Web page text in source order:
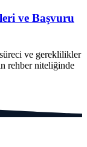
ve Başvuru
ve gereklilikler
rehber niteliğinde